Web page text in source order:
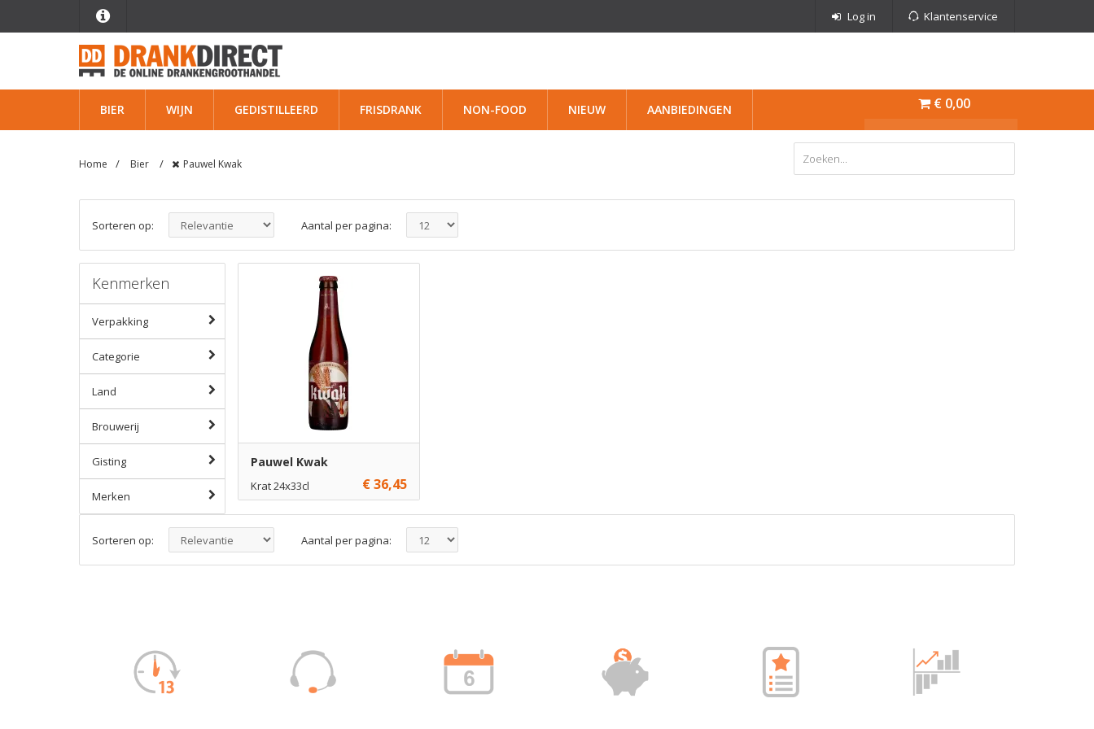
Log in Klantenservice
BIER WIJN GEDISTILLEERD FRISDRANK NON-FOOD NIEUW AANBIEDINGEN € 0,00
Home Bier Pauwel Kwak
Sorteren op: Aantal per pagina:
Kenmerken
Verpakking
Categorie
Land
Brouwerij
Gisting
Merken
Pauwel Kwak
Krat 24x33cl € 36,45
Sorteren op: Aantal per pagina: